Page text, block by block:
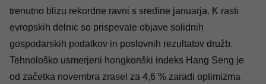
trenutno blizu rekordne ravni s sredine januarja. K rasti
evropskih delnic so prispevale objave solidnih
gospodarskih podatkov in poslovnih rezultatov družb.
Tehnološko usmerjeni hongkonški indeks Hang Seng je
od začetka novembra zrasel za 4,6 % zaradi optimizma